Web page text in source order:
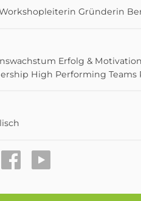
Gründerin
Erfolg &
High Performing Teams